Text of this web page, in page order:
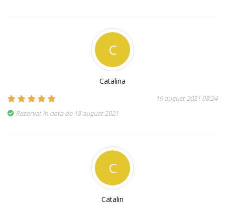
C
Catalina
19 august 2021 08:24
Rezervat în data de 18 august 2021
C
Catalin